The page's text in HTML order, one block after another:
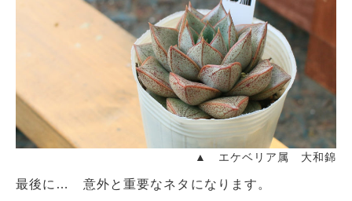
▲ エケベリア属 大和錦
最後に… 意外と重要なネタになります。